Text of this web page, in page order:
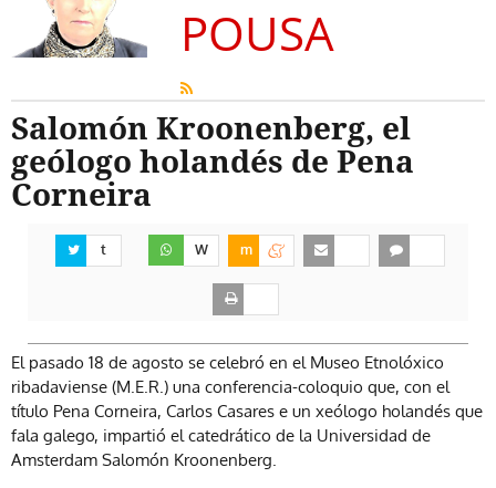
POUSA
Salomón Kroonenberg, el
geólogo holandés de Pena
Corneira
t W m
El pasado 18 de agosto se celebró en el Museo Etnolóxico
ribadaviense (M.E.R.) una conferencia-coloquio que, con el
título Pena Corneira, Carlos Casares e un xeólogo holandés que
fala galego, impartió el catedrático de la Universidad de
Amsterdam Salomón Kroonenberg.